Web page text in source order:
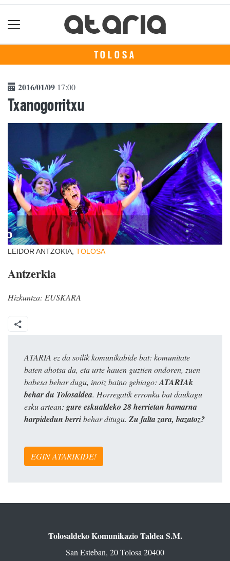
TOLOSA
2016/01/09 17:00
Txanogorritxu
LEIDOR ANTZOKIA, TOLOSA
Antzerkia
Hizkuntza: EUSKARA
ATARIA ez da soilik komunikabide bat: komunitate
baten ahotsa da, eta urte hauen guztien ondoren, zuen
babesa behar dugu, inoiz baino gehiago: ATARIAk
behar du Tolosaldea. Horregatik erronka bat daukagu
esku artean: gure eskualdeko 28 herrietan hamarna
harpidedun berribehar ditugu. Zu falta zara, bazatoz?
EGIN ATARIKIDE!
Tolosaldeko Komunikazio Taldea S.M.
San Esteban, 20 Tolosa 20400